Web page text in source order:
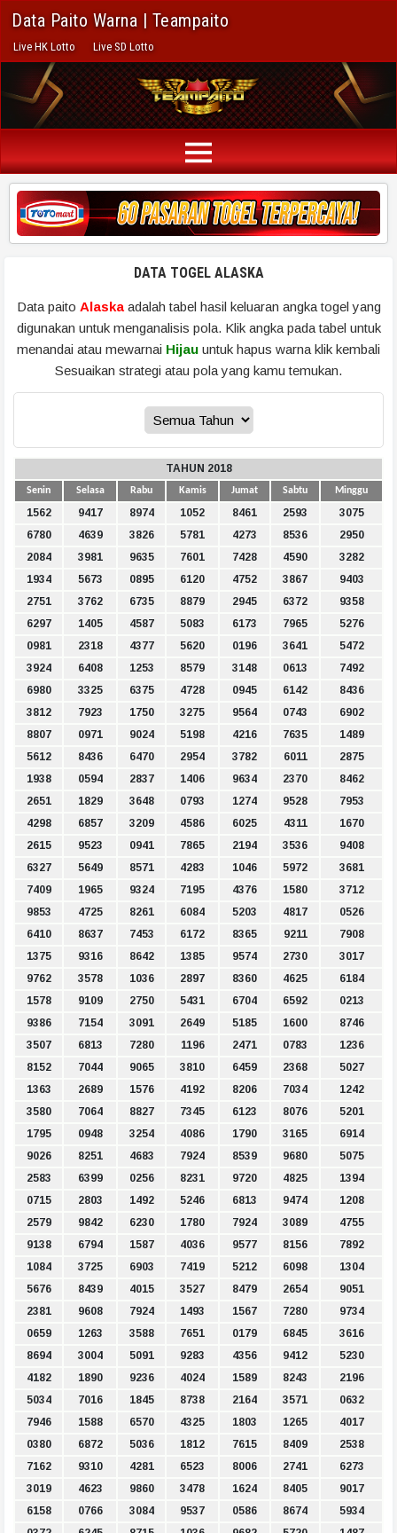
Data Paito Warna | Teampaito
Live HK Lotto Live SD Lotto
DATA TOGEL ALASKA
Data paito Alaska adalah tabel hasil keluaran angka togel yang
digunakan untuk menganalisis pola. Klik angka pada tabel untuk
menandai atau mewarnai Hijau untuk hapus warna klik kembali
Sesuaikan strategi atau pola yang kamu temukan.
TAHUN 2018
Senin Selasa Rabu Kamis Jumat Sabtu Minggu
1562 9417 8974 1052 8461 2593
3075
6780
4639 3826 5781 4273 8536
2950
2084
3981 9635 7601 7428 4590
3282
1934
5673 0895 6120 4752 3867
9403
2751
3762 6735 8879 2945 6372
9358
6297
1405 4587 5083 6173 7965
5276
0981
2318 4377 5620 0196 3641
5472
3924
6408 1253 8579 3148 0613
7492
6980
3325 6375 4728 0945 6142
8436
3812
7923 1750 3275 9564 0743
6902
8807
0971 9024 5198 4216 7635
1489
5612
8436 6470 2954 3782 6011
2875
1938
0594 2837 1406 9634 2370
8462
2651
1829 3648 0793 1274 9528
7953
4298
6857 3209 4586 6025 4311
1670
2615
9523 0941 7865 2194 3536
9408
6327
5649 8571 4283 1046 5972
3681
7409
1965 9324 7195 4376 1580
3712
9853
4725 8261 6084 5203 4817
0526
6410
8637 7453 6172 8365 9211
7908
1375
9316 8642 1385 9574 2730
3017
9762
3578 1036 2897 8360 4625
6184
1578
9109 2750 5431 6704 6592
0213
9386
7154 3091 2649 5185 1600
8746
3507
6813 7280 1196 2471 0783
1236
8152
7044 9065 3810 6459 2368
5027
1363
2689 1576 4192 8206 7034
1242
3580
7064 8827 7345 6123 8076
5201
1795
0948 3254 4086 1790 3165
6914
9026
8251 4683 7924 8539 9680
5075
2583
6399 0256 8231 9720 4825
1394
0715
2803 1492 5246 6813 9474
1208
2579
9842 6230 1780 7924 3089
4755
9138
6794 1587 4036 9577 8156
7892
1084
3725 6903 7419 5212 6098
1304
5676
8439 4015 3527 8479 2654
9051
2381
9608 7924 1493 1567 7280
9734
0659
1263 3588 7651 0179 6845
3616
8694
3004 5091 9283 4356 9412
5230
4182
1890 9236 4024 1589 8243
2196
5034
7016 1845 8738 2164 3571
0632
7946
1588 6570 4325 1803 1265
4017
0380
6872 5036 1812 7615 8409
2538
7162
9310 4281 6523 8006 2741
6273
3019
4623 9860 3478 1624 8405
9017
6158
0766 3084 9537 0586 8674
5934